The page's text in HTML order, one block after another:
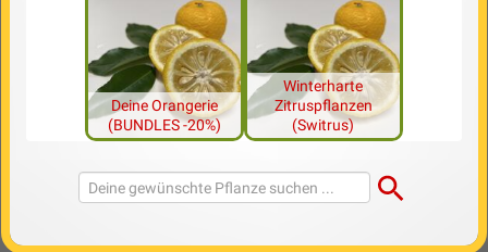
Deine Orangerie
(BUNDLES -20%)
Winterharte
Zitruspflanzen
(Switrus)